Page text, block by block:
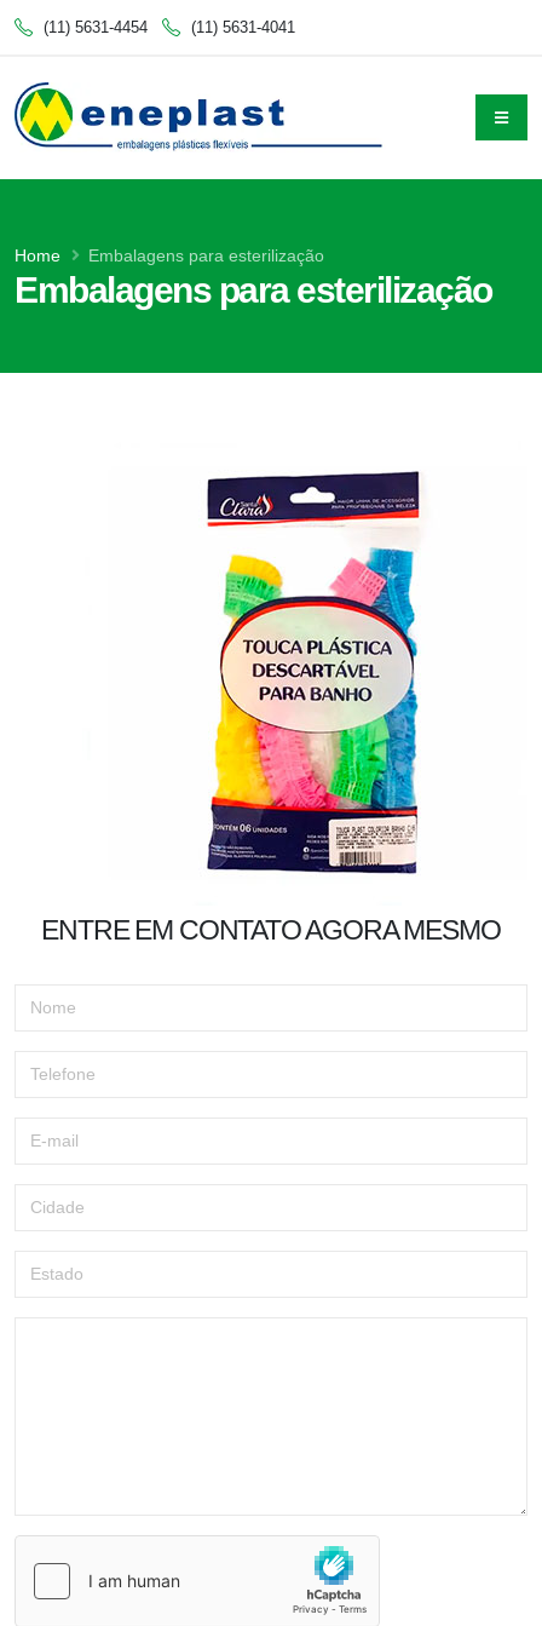
(11) 5631-4454 (11) 5631-4041
Embalagens para esterilização
Home Embalagens para esterilização
ENTRE EM CONTATO AGORA MESMO